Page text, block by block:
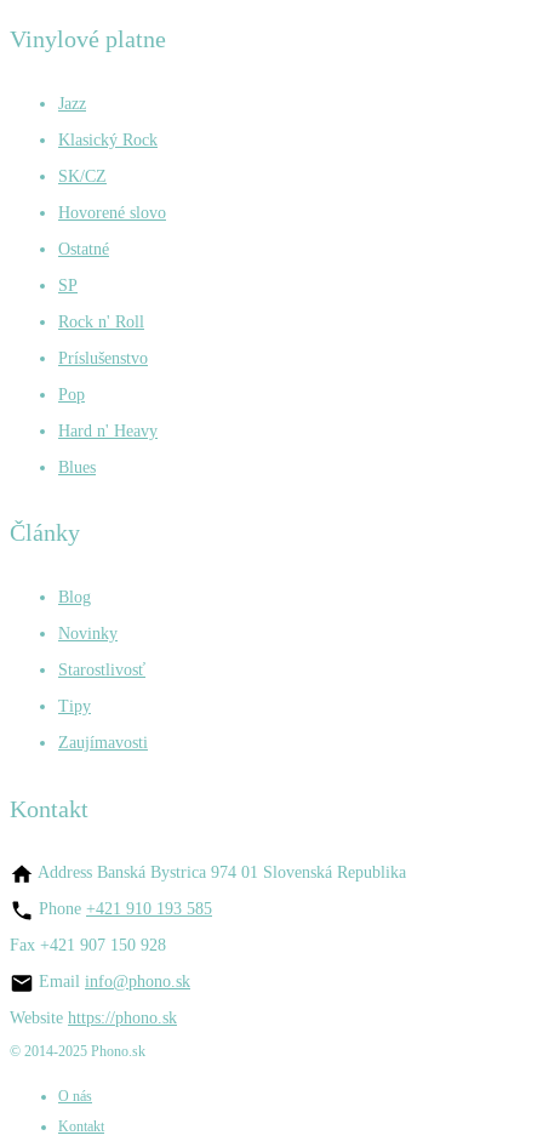
Vinylové platne
Jazz
Klasický Rock
SK/CZ
Hovorené slovo
Ostatné
SP
Rock n' Roll
Príslušenstvo
Pop
Hard n' Heavy
Blues
Články
Blog
Novinky
Starostlivosť
Tipy
Zaujímavosti
Kontakt
Address Banská Bystrica 974 01 Slovenská Republika
Phone +421 910 193 585
Fax +421 907 150 928
Email info@phono.sk
Website https://phono.sk
© 2014-2025 Phono.sk
O nás
Kontakt